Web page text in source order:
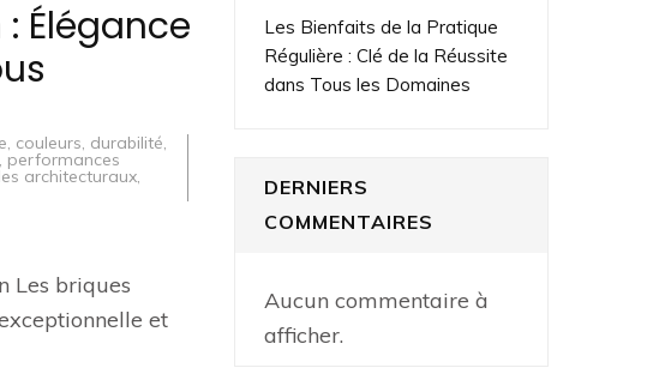
Élégance
, couleurs, durabilité,
, performances
architecturaux,
Les briques
et
Les Bienfaits de la Pratique
Régulière : Clé de la Réussite
dans Tous les Domaines
DERNIERS
COMMENTAIRES
Aucun commentaire à
afficher.